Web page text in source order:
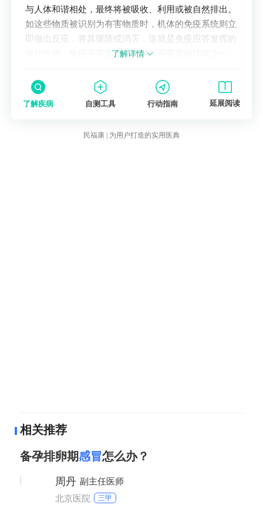
与人体和谐相处，最终将被吸收、利用或被自然排出。
如这些物质被识别为有害物质时，机体的免疫系统则立
即做出反应，将其驱除或消灭，这就是免疫应答发挥的
保护作用。免疫应答是人的防卫体系重要的功能之一，
物质进行攻击时，这种情况称为变态反应。变态反应是
一种疾病，因为无端的攻击也会损害正常的身体组织，
了解详情
了解疾病 自测工具 行动指南 延展阅读
民福康 | 为用户打造的实用医典
相关推荐
备孕排卵期感冒怎么办？
周丹 副主任医师
北京医院
三甲